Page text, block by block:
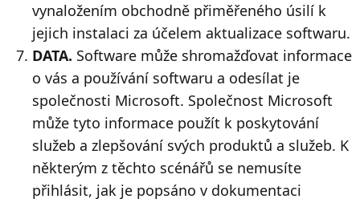
vynaložením obchodně přiměřeného úsilí k
jejich instalaci za účelem aktualizace softwaru.
DATA. Software může shromažďovat informace
o vás a používání softwaru a odesílat je
společnosti Microsoft. Společnost Microsoft
může tyto informace použít k poskytování
služeb a zlepšování svých produktů a služeb. K
některým z těchto scénářů se nemusíte
přihlásit, jak je popsáno v dokumentaci